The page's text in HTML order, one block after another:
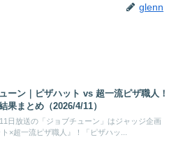
glenn
ーン｜ピザハット vs 超一流ピザ職人！
果まとめ（2026/4/11）
日放送の「ジョブチューン」はジャッジ企画
ト×超一流ピザ職人』！「ピザハッ...